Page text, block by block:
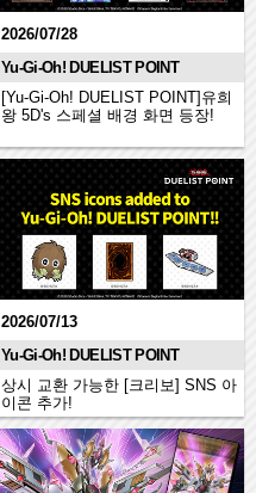
2026/07/28
Yu-Gi-Oh! DUELIST POINT
[Yu-Gi-Oh! DUELIST POINT]유희
왕 5D's 스페셜 배경 화면 등장!
2026/07/13
Yu-Gi-Oh! DUELIST POINT
상시 교환 가능한 [크리보] SNS 아
이콘 추가!